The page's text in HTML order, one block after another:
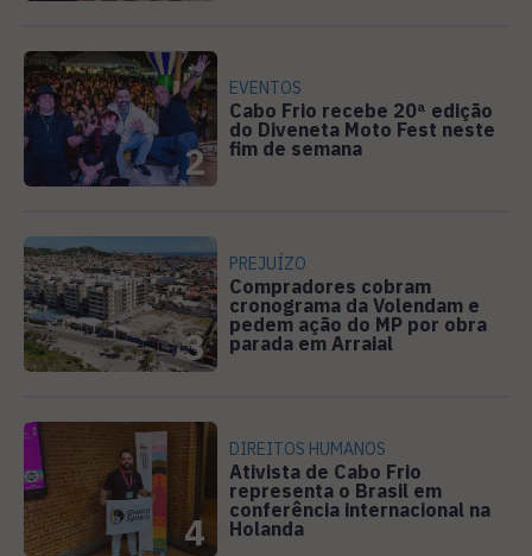
2
EVENTOS
Cabo Frio recebe 20ª edição
do Diveneta Moto Fest neste
fim de semana
3
PREJUÍZO
Compradores cobram
cronograma da Volendam e
pedem ação do MP por obra
parada em Arraial
4
DIREITOS HUMANOS
Ativista de Cabo Frio
representa o Brasil em
conferência internacional na
Holanda